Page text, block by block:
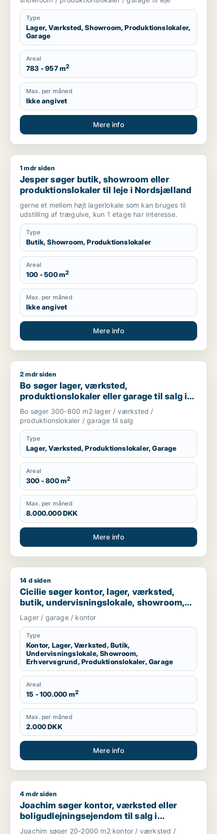
Type
Lager, Værksted, Showroom, Produktionslokaler,
Garage
Areal
783 - 957 m2
Max. per måned
Ikke angivet
Mere info
Jesper søger butik, showroom eller produktionslokaler til
1 mdr siden
Jesper søger butik, showroom eller
produktionslokaler til leje i Nordsjælland
gerne et mellem højt lagerlokale som kan bruges til
udstilling af trægulve, kun 1 etage har interesse.
Type
Butik, Showroom, Produktionslokaler
Areal
100 - 500 m2
Max. per måned
Ikke angivet
Mere info
Bo søger lager, værksted, produktionslokaler eller garage
2 mdr siden
Bo søger lager, værksted,
produktionslokaler eller garage til salg i
Nordsjælland
Bo søger 300-800 m2 lager / værksted /
produktionslokaler / garage til salg
Type
Lager, Værksted, Produktionslokaler, Garage
Areal
300 - 800 m2
Max. per måned
8.000.000 DKK
Mere info
Cicilie søger kontor, lager, værksted, butik,
14 d siden
Cicilie søger kontor, lager, værksted,
butik, undervisningslokale, showroom,
erhvervsgrund, produktionslokaler eller
garage til leje i Region Sjælland eller
Nordsjælland
Lager / garage / kontor
Type
Kontor, Lager, Værksted, Butik,
Undervisningslokale, Showroom,
Erhvervsgrund, Produktionslokaler, Garage
Areal
15 - 100.000 m2
Max. per måned
2.000 DKK
Mere info
Joachim søger kontor, værksted eller
4 mdr siden
Joachim søger kontor, værksted eller
boligudlejningsejendom til salg i
Storkøbenhavn
Joachim søger 20-2000 m2 kontor / værksted /